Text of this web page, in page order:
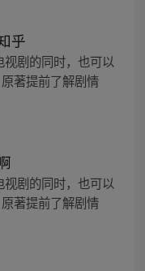
乎
剧的同时，也可以
著提前了解剧情
剧的同时，也可以
著提前了解剧情